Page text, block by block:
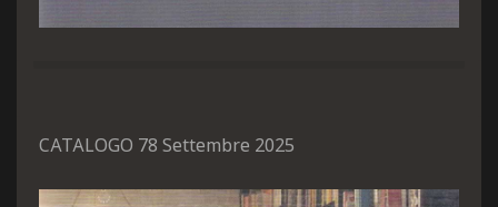
CATALOGO 78 Settembre 2025